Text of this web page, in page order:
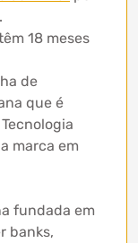
18 meses
de
que é
marca em
fundada em
banks,